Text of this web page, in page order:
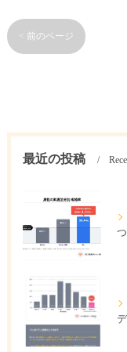
< 前のページ
最近の投稿